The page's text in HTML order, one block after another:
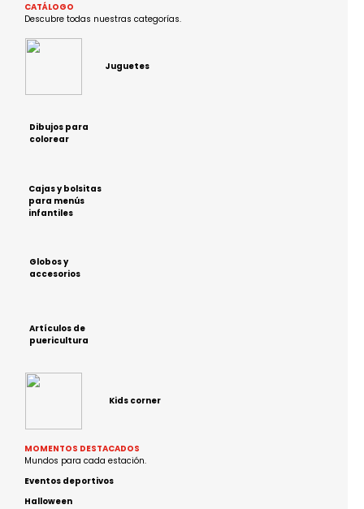
CATÁLOGO
Descubre todas nuestras categorías.
Juguetes
Dibujos para
colorear
Cajas y bolsitas
para menús
infantiles
Globos y
accesorios
Artículos de
puericultura
Kids corner
MOMENTOS DESTACADOS
Mundos para cada estación.
Eventos deportivos
Halloween